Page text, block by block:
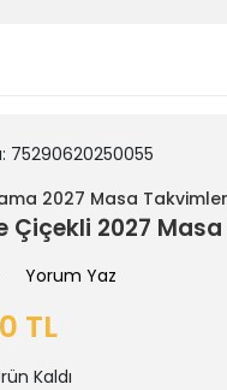
75290620250055
2027 Masa
Çiçekli 2027
Yorum Yaz
TL
Kaldı